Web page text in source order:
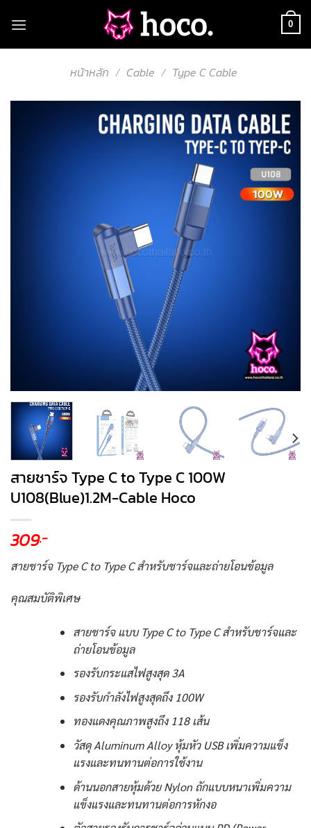
0
หน้าหลัก / Cable / Type C Cable
สายชาร์จ Type C to Type C 100W
U108(Blue)1.2M-Cable Hoco
309.-
สายชาร์จ Type C to Type C สำหรับชาร์จและถ่ายโอนข้อมูล
คุณสมบัติพิเศษ
สายชาร์จ แบบ Type C to Type C สำหรับชาร์จและ
ถ่ายโอนข้อมูล
รองรับกระแสไฟสูงสุด 3A
รองรับกำลังไฟสูงสุดถึง 100W
ทองแดงคุณภาพสูงถึง 118 เส้น
วัสดุ Aluminum Alloy หุ้มหัว USB เพิ่มความแข็ง
แรงและทนทานต่อการใช้งาน
ด้านนอกสายหุ้มด้วย Nylon ถักแบบหนาเพิ่มความ
แข็งแรงและทนทานต่อการหักงอ